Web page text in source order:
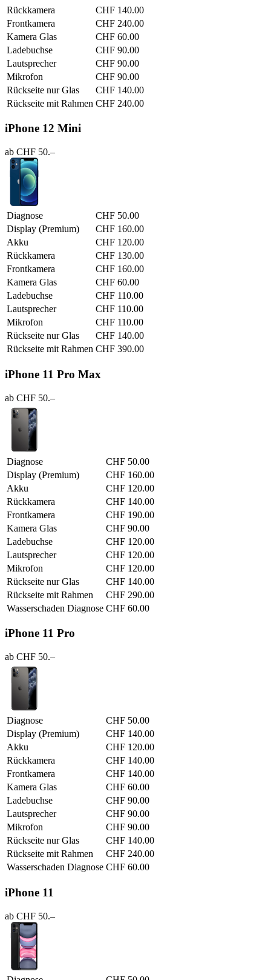
Rückkamera
CHF 140.00
Frontkamera
CHF 240.00
Kamera Glas
CHF 60.00
Ladebuchse
CHF 90.00
Lautsprecher
CHF 90.00
Mikrofon
CHF 90.00
Rückseite nur Glas
CHF 140.00
Rückseite mit Rahmen CHF 240.00
iPhone 12 Mini
ab CHF 50.–
Diagnose
CHF 50.00
Display (Premium)
CHF 160.00
Akku
CHF 120.00
Rückkamera
CHF 130.00
Frontkamera
CHF 160.00
Kamera Glas
CHF 60.00
Ladebuchse
CHF 110.00
Lautsprecher
CHF 110.00
Mikrofon
CHF 110.00
Rückseite nur Glas
CHF 140.00
Rückseite mit Rahmen CHF 390.00
iPhone 11 Pro Max
ab CHF 50.–
Diagnose
CHF 50.00
Display (Premium)
CHF 160.00
Akku
CHF 120.00
Rückkamera
CHF 140.00
Frontkamera
CHF 190.00
Kamera Glas
CHF 90.00
Ladebuchse
CHF 120.00
Lautsprecher
CHF 120.00
Mikrofon
CHF 120.00
Rückseite nur Glas
CHF 140.00
Rückseite mit Rahmen
CHF 290.00
Wasserschaden Diagnose CHF 60.00
iPhone 11 Pro
ab CHF 50.–
Diagnose
CHF 50.00
Display (Premium)
CHF 140.00
Akku
CHF 120.00
Rückkamera
CHF 140.00
Frontkamera
CHF 140.00
Kamera Glas
CHF 60.00
Ladebuchse
CHF 90.00
Lautsprecher
CHF 90.00
Mikrofon
CHF 90.00
Rückseite nur Glas
CHF 140.00
Rückseite mit Rahmen
CHF 240.00
Wasserschaden Diagnose CHF 60.00
iPhone 11
ab CHF 50.–